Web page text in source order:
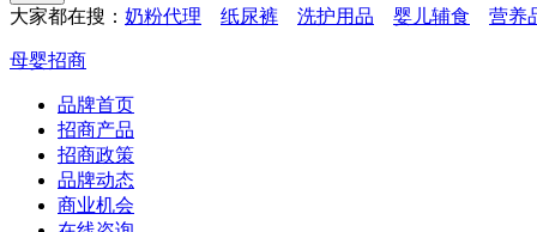
大家都在搜： 奶粉代理 纸尿裤 洗护用品 婴儿辅食 营养
母婴招商
品牌首页
招商产品
招商政策
品牌动态
商业机会